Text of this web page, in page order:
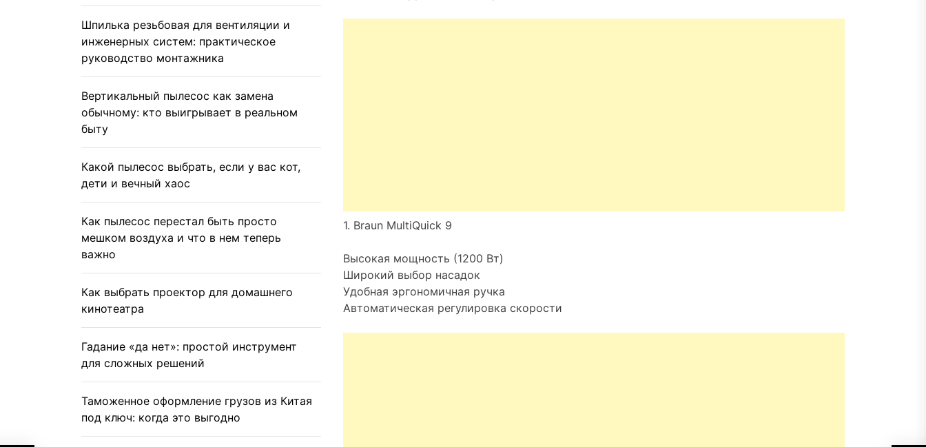
1. Braun MultiQuick 9
Высокая мощность (1200 Вт)
Широкий выбор насадок
Удобная эргономичная ручка
Автоматическая регулировка скорости
Шпилька резьбовая для вентиляции и
инженерных систем: практическое
руководство монтажника
Вертикальный пылесос как замена
обычному: кто выигрывает в реальном
быту
Какой пылесос выбрать, если у вас кот,
дети и вечный хаос
Как пылесос перестал быть просто
мешком воздуха и что в нем теперь
важно
Как выбрать проектор для домашнего
кинотеатра
Гадание «да нет»: простой инструмент
для сложных решений
Таможенное оформление грузов из Китая
под ключ: когда это выгодно